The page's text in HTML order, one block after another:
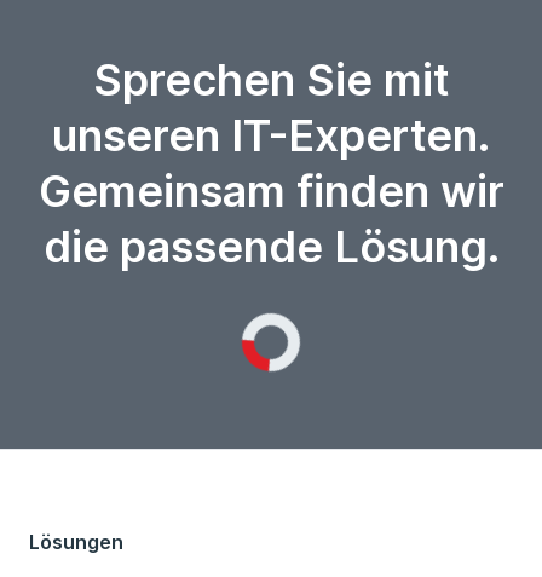
Sprechen Sie mit
unseren IT-Experten.
Gemeinsam finden wir
die passende Lösung.
Lösungen